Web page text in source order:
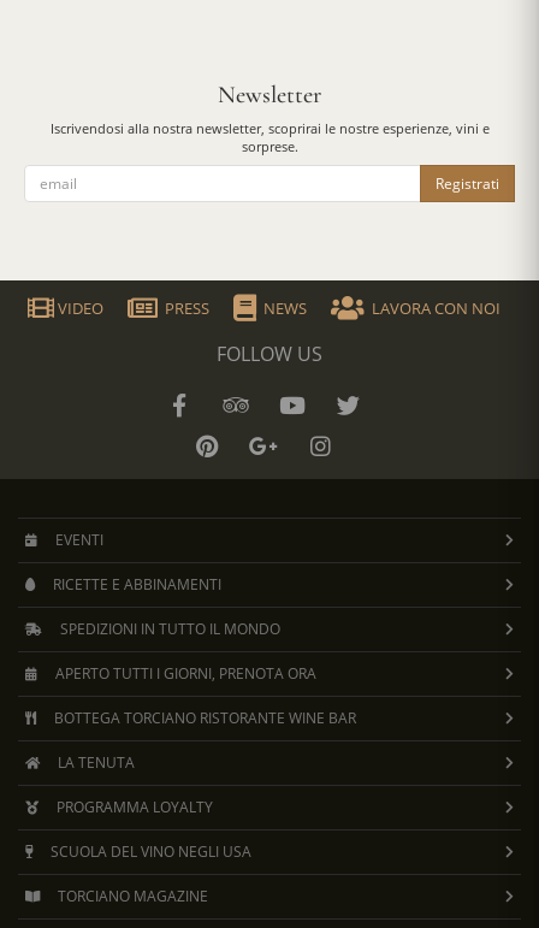
Newsletter
Iscrivendosi alla nostra newsletter, scoprirai le nostre esperienze, vini e
sorprese.
Registrati
VIDEO PRESS NEWS LAVORA CON NOI
FOLLOW US
EVENTI
RICETTE E ABBINAMENTI
SPEDIZIONI IN TUTTO IL MONDO
APERTO TUTTI I GIORNI, PRENOTA ORA
BOTTEGA TORCIANO RISTORANTE WINE BAR
LA TENUTA
PROGRAMMA LOYALTY
SCUOLA DEL VINO NEGLI USA
TORCIANO MAGAZINE